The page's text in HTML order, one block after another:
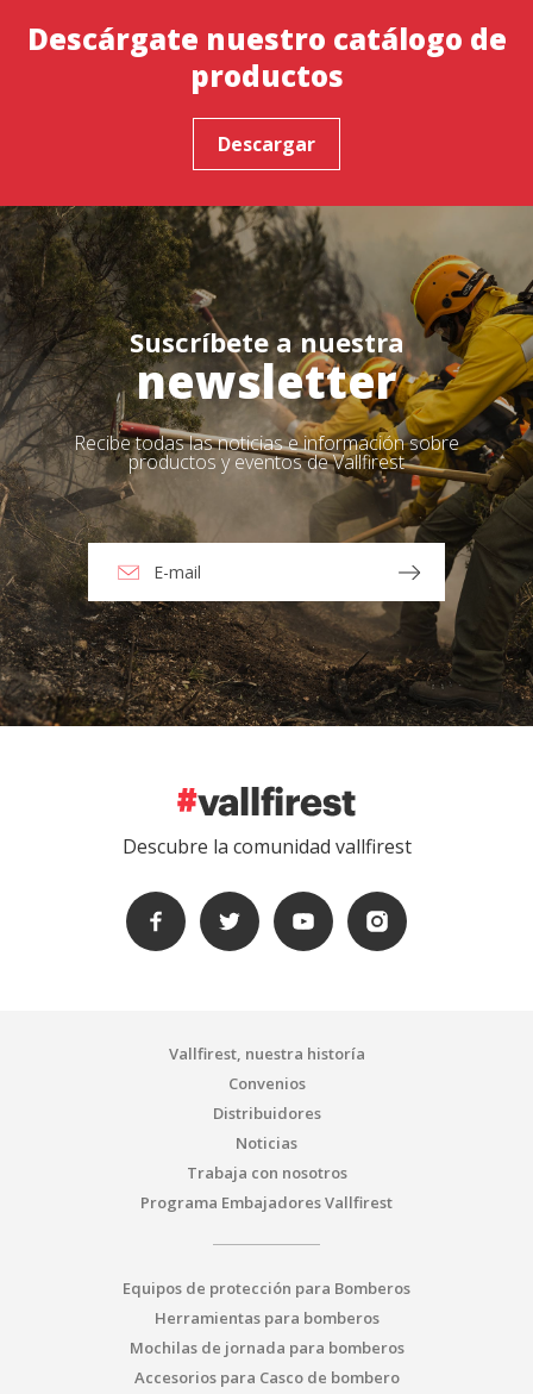
Descárgate nuestro catálogo de
productos
Descargar
Suscríbete a nuestra
newsletter
Recibe todas las noticias e información sobre
productos y eventos de Vallfirest
Descubre la comunidad vallfirest
Vallfirest, nuestra historía
Convenios
Distribuidores
Noticias
Trabaja con nosotros
Programa Embajadores Vallfirest
Equipos de protección para Bomberos
Herramientas para bomberos
Mochilas de jornada para bomberos
Accesorios para Casco de bombero